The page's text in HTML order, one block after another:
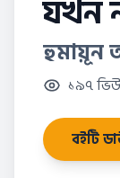
যখন
হুমায়ূন
১৯৭ ভিউ
বইটি